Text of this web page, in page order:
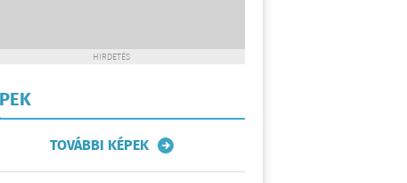
HIRDETÉS
TOVÁBBI KÉPEK